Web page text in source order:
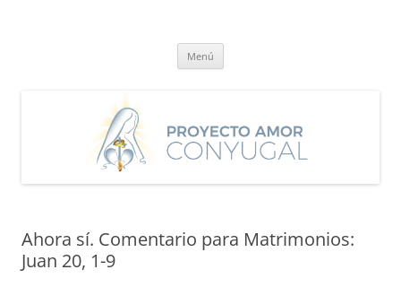
Menú
Ahora sí. Comentario para Matrimonios:
Juan 20, 1-9